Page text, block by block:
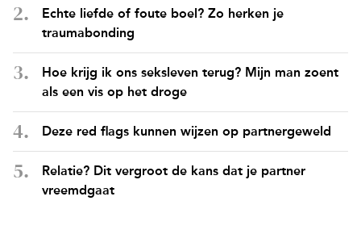
Echte liefde of foute boel? Zo herken je
traumabonding
Hoe krijg ik ons seksleven terug? Mijn man zoent
als een vis op het droge
Deze red flags kunnen wijzen op partnergeweld
Relatie? Dit vergroot de kans dat je partner
vreemdgaat